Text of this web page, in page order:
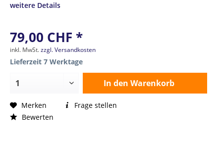
weitere Details
79,00 CHF *
inkl. MwSt.zzgl. Versandkosten
Lieferzeit 7 Werktage
In den Warenkorb
Merken
Bewerten
Frage stellen